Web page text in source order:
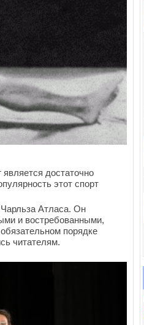
достаточно
этот спорт
Атласа. Он
и востребованными,
порядке
читателям.